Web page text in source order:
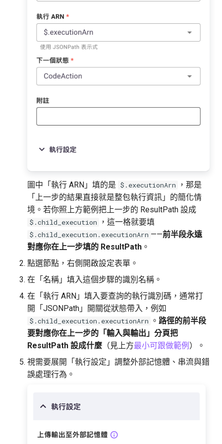
圖中「執行 ARN」填的是 $.executionArn
，那是
「上一步的結果直接就是整包執行資訊」的簡化情
境。若你照上方範例把上一步的 ResultPath 設成
$.child_execution ，這一格就要填
$.child_execution.executionArn ——前半段永遠
對應你在上一步填的 ResultPath。
點選節點，右側開啟設定表單。
在「名稱」填入這個步驟的識別名稱。
在「執行 ARN」填入要查詢的執行識別碼，通常打
開「JSONPath」開關從狀態帶入，例如
$.child_execution.executionArn 。 路徑的前半段
要對應你在上一步的「輸入與輸出」分頁把
ResultPath 設成什麼（見上方最小可跟做範例 ）。
視需要展開「執行設定」調整外部記憶體、串流與錯
誤處理行為。